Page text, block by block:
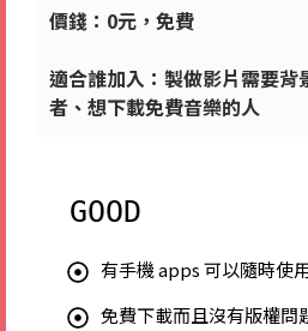
價錢：​0元，免費
適合誰加入：​製做影片需要背
者、想下載免費音樂的人
GOOD
有手機 apps 可以隨時使
免費下載而且沒有版權問